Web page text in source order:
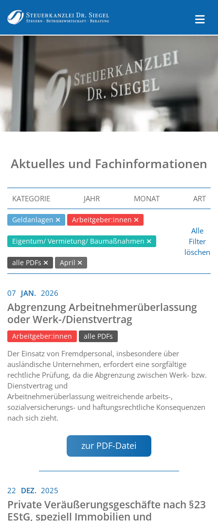
Aktuelles und Fachinformationen
KATEGORIE JAHR MONAT ART
Geldanlagen Arbeitgeber:innen
Eigentum/ Vermietung/ Baumaßnahmen
alle PDFs April
Alle
Filter
löschen
07 JAN. 2026
Abgrenzung Arbeitnehmerüberlassung
oder Werk-/Dienstvertrag
Arbeitgeber:innen alle PDFs
Der Einsatz von Fremdpersonal, insbesondere über
ausländische Unternehmen, erfordert eine sorgfältige
rechtliche Prüfung, da die Abgrenzung zwischen Werk- bzw.
Dienstvertrag und
Arbeitnehmerüberlassung weitreichende arbeits-,
sozialversicherungs- und haftungsrechtliche Konsequenzen
nach sich zieht.
zur PDF-Datei
22 DEZ. 2025
Private Veräußerungsgeschäfte nach §23
EStG, speziell Immobilien und